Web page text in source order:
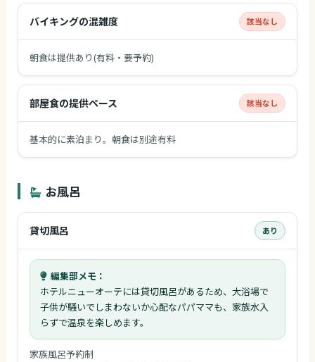
バイキングの混雑度 該当なし
朝食は提供あり(有料・要予約)
部屋食の提供ペース 該当なし
基本的に素泊まり。朝食は別途有料
お風呂
貸切風呂 あり
編集部メモ：
ホテルニューオーテには貸切風呂があるため、大浴場で
子供が騒いでしまわないか心配なパパママも、家族水入
らずで温泉を楽しめます。
家族風呂予約制